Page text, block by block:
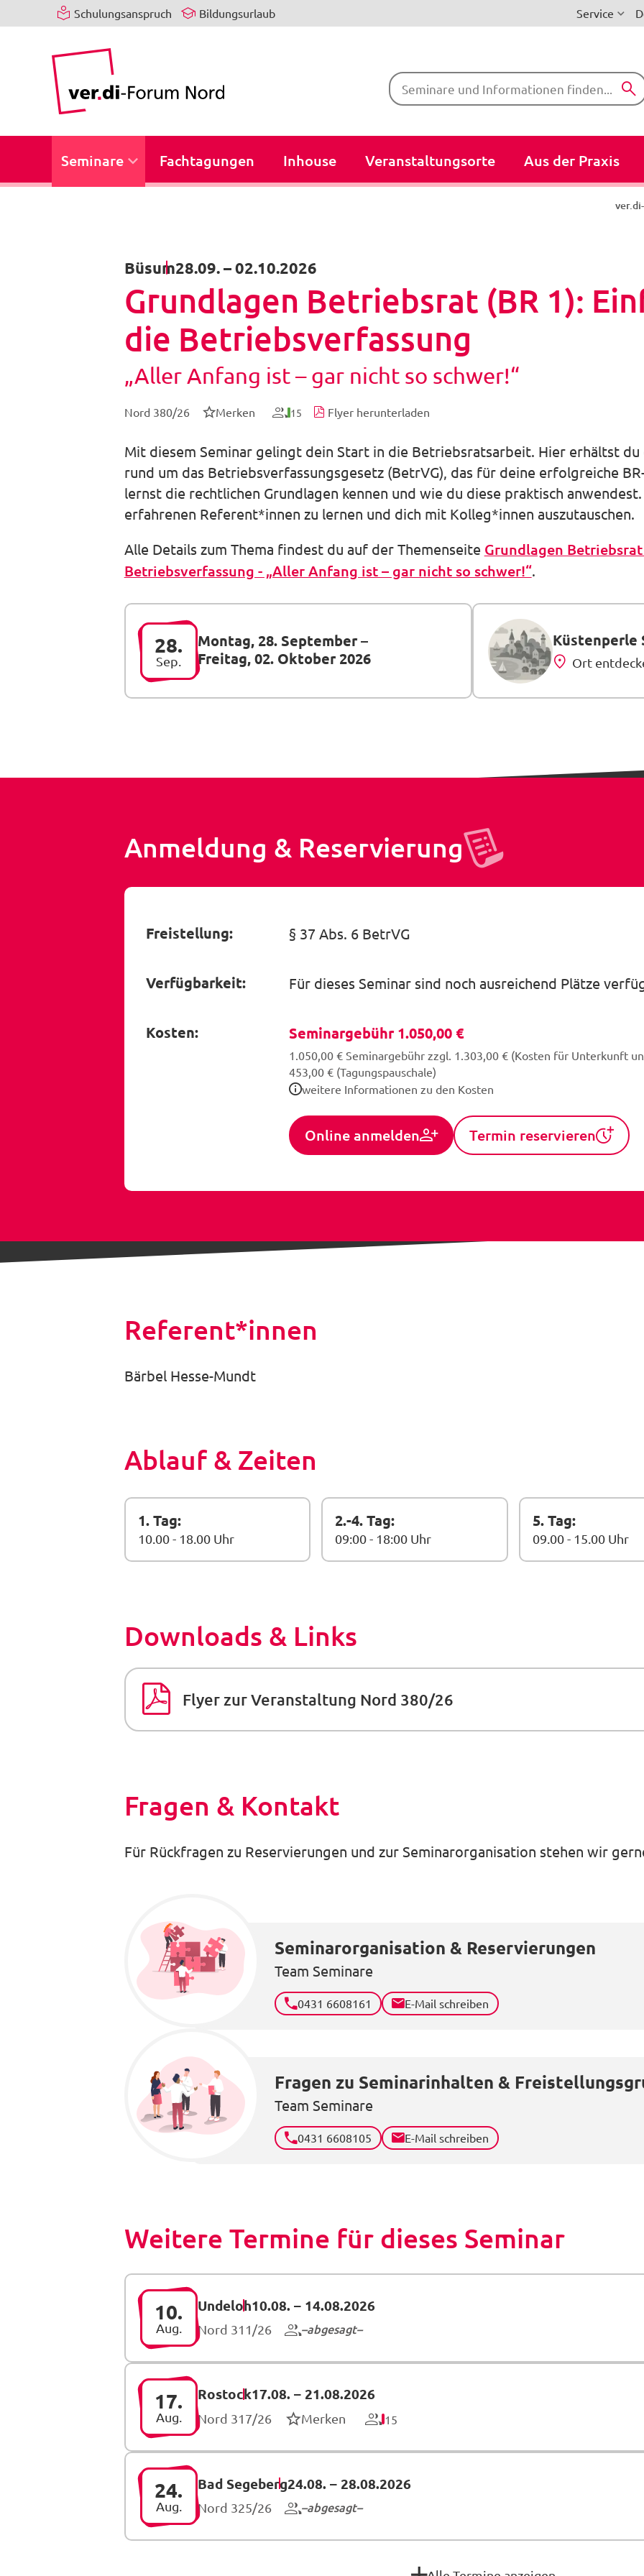
Schulungsanspruch Bildungsurlaub Service
Suchbegriffe
Seminare Fachtagungen Inhouse Veranstaltungsorte Aus der Praxis
Büsum28.09.–02.10.2026
Grundlagen Betriebsrat (BR 1):
die Betriebsverfassung
„Aller Anfang ist – gar nicht so schwer!“
Nord 380/26 Merken 15 Flyer herunterladen
Mit diesem Seminar gelingt dein Start in die Betriebsratsarbeit. Hier erhältst du
rund um das Betriebsverfassungsgesetz (BetrVG), das für deine erfolgreiche
lernst die rechtlichen Grundlagen kennen und wie du diese praktisch
erfahrenen Referent*innen zu lernen und dich mit Kolleg*innen auszutauschen.
Alle Details zum Thema findest du auf der Themenseite Grundlagen
Betriebsverfassung - „Aller Anfang ist – gar nicht so schwer!“.
28.
Sep.
Montag, 28. September–
Freitag, 02. Oktober 2026
Küstenperle
Ort
Anmeldung & Reservierung
Freistellung: § 37 Abs. 6 BetrVG
Verfügbarkeit: Für dieses Seminar sind noch ausreichend Plätze
Kosten: Seminargebühr 1.050,00 €
1.050,00 € Seminargebühr zzgl. 1.303,00 € (Kosten für Unterkunft
453,00 € (Tagungspauschale)
weitere Informationen zu den Kosten
Online anmelden Termin reservieren
Referent*innen
Bärbel Hesse-Mundt
Ablauf & Zeiten
1. Tag:
10.00 - 18.00 Uhr
2.-4. Tag:
09:00 - 18:00 Uhr
5. Tag:
09.00 - 15.00 Uhr
Downloads & Links
Flyer zur Veranstaltung Nord 380/26
Fragen & Kontakt
Für Rückfragen zu Reservierungen und zur Seminarorganisation stehen wir
Seminarorganisation & Reservierungen
Team Seminare
0431 6608161 E-Mail schreiben
Fragen zu Seminarinhalten &
Team Seminare
0431 6608105 E-Mail schreiben
Weitere Termine für dieses Seminar
10.
Aug.
Undeloh10.08. – 14.08.2026
Nord 311/26 abgesagt
17.
Aug.
Rostock17.08. – 21.08.2026
Nord 317/26 Merken 15
24.
Aug.
Bad Segeberg24.08. – 28.08.2026
Nord 325/26 abgesagt